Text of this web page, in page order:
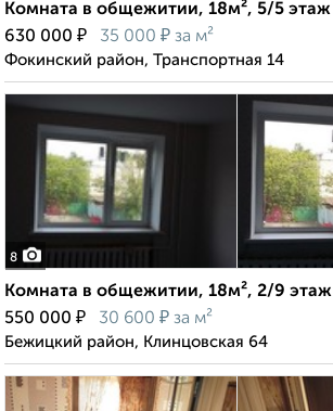
Комната в общежитии, 18м², 5/5 этаж
630 000 ₽ 35 000 ₽ за м²
Фокинский район, Транспортная 14
8
Комната в общежитии, 18м², 2/9 этаж
550 000 ₽ 30 600 ₽ за м²
Бежицкий район, Клинцовская 64